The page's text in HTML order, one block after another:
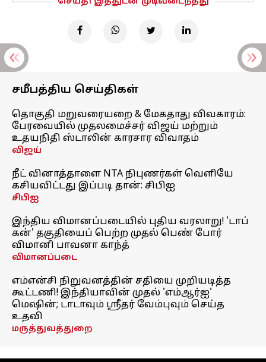
சமீபத்திய செய்திகள்
தொகுதி மறுவரையறை & மேகதாது விவகாரம்:
பேரவையில் முதலமைச்சர் விஜய் மற்றும்
உதயநிதி ஸ்டாலின் காரசார விவாதம்
விஜய்
நீட் வினாத்தாளை NTA நிபுணர்கள் வெளியே
கசியவிட்டது இப்படி தான்: சிபிஐ
சிபிஐ
இந்திய விமானப்படையில் புதிய வரலாறு! 'டாப்
கன்' தகுதியைப் பெற்ற முதல் பெண் போர்
விமானி பாவனா காந்த்
விமானப்படை
எம்என்சி நிறுவனத்தின் சதியை முறியடித்த
கூட்டணி! இந்தியாவின் முதல் 'எம்ஆர்ஐ'
மெஷின்; டாடாவும் ஸ்ரீதர் வேம்புவும் செய்த
உதவி
மருத்துவத்துறை